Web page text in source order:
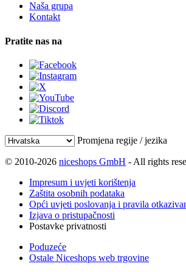
Naša grupa
Kontakt
Pratite nas na
Promjena regije / jezika
© 2010-2026 niceshops GmbH - All rights
Impresum i uvjeti korištenja
Zaštita osobnih podataka
Opći uvjeti poslovanja i pravila
Izjava o pristupačnosti
Postavke privatnosti
Poduzeće
Ostale Niceshops web trgovine